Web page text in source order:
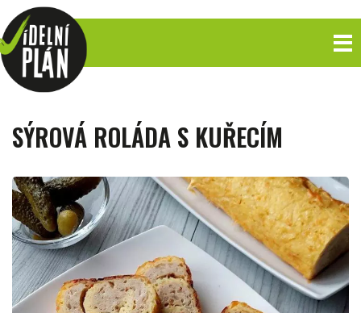
SÝROVÁ ROLÁDA S KUŘECÍM